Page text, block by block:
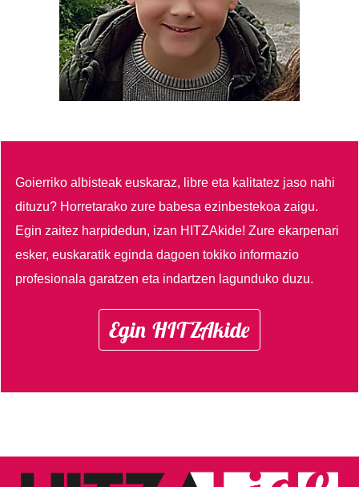
Goierriko albisteak euskaraz, libre eta kalitatez jaso nahi
dituzu? Horretarako zure babesa ezinbestekoa zaigu.
Egin zaitez harpidedun, izan HITZAkide!Zure ekarpenari
esker, euskaratik eginda dagoen tokiko informazio
profesionala garatzen eta indartzen lagunduko duzu.
Egin HITZAkide